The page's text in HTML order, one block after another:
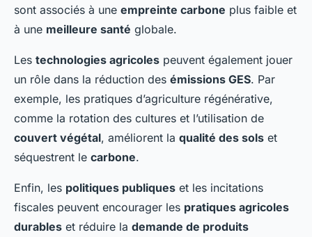
sont associés à une empreinte carbone plus faible et
à une meilleure santé globale.
Les technologies agricoles peuvent également jouer
un rôle dans la réduction des émissions GES. Par
exemple, les pratiques d’agriculture régénérative,
comme la rotation des cultures et l’utilisation de
couvert végétal, améliorent la qualité des sols et
séquestrent le carbone.
Enfin, les politiques publiques et les incitations
fiscales peuvent encourager les pratiques agricoles
durables et réduire la demande de produits